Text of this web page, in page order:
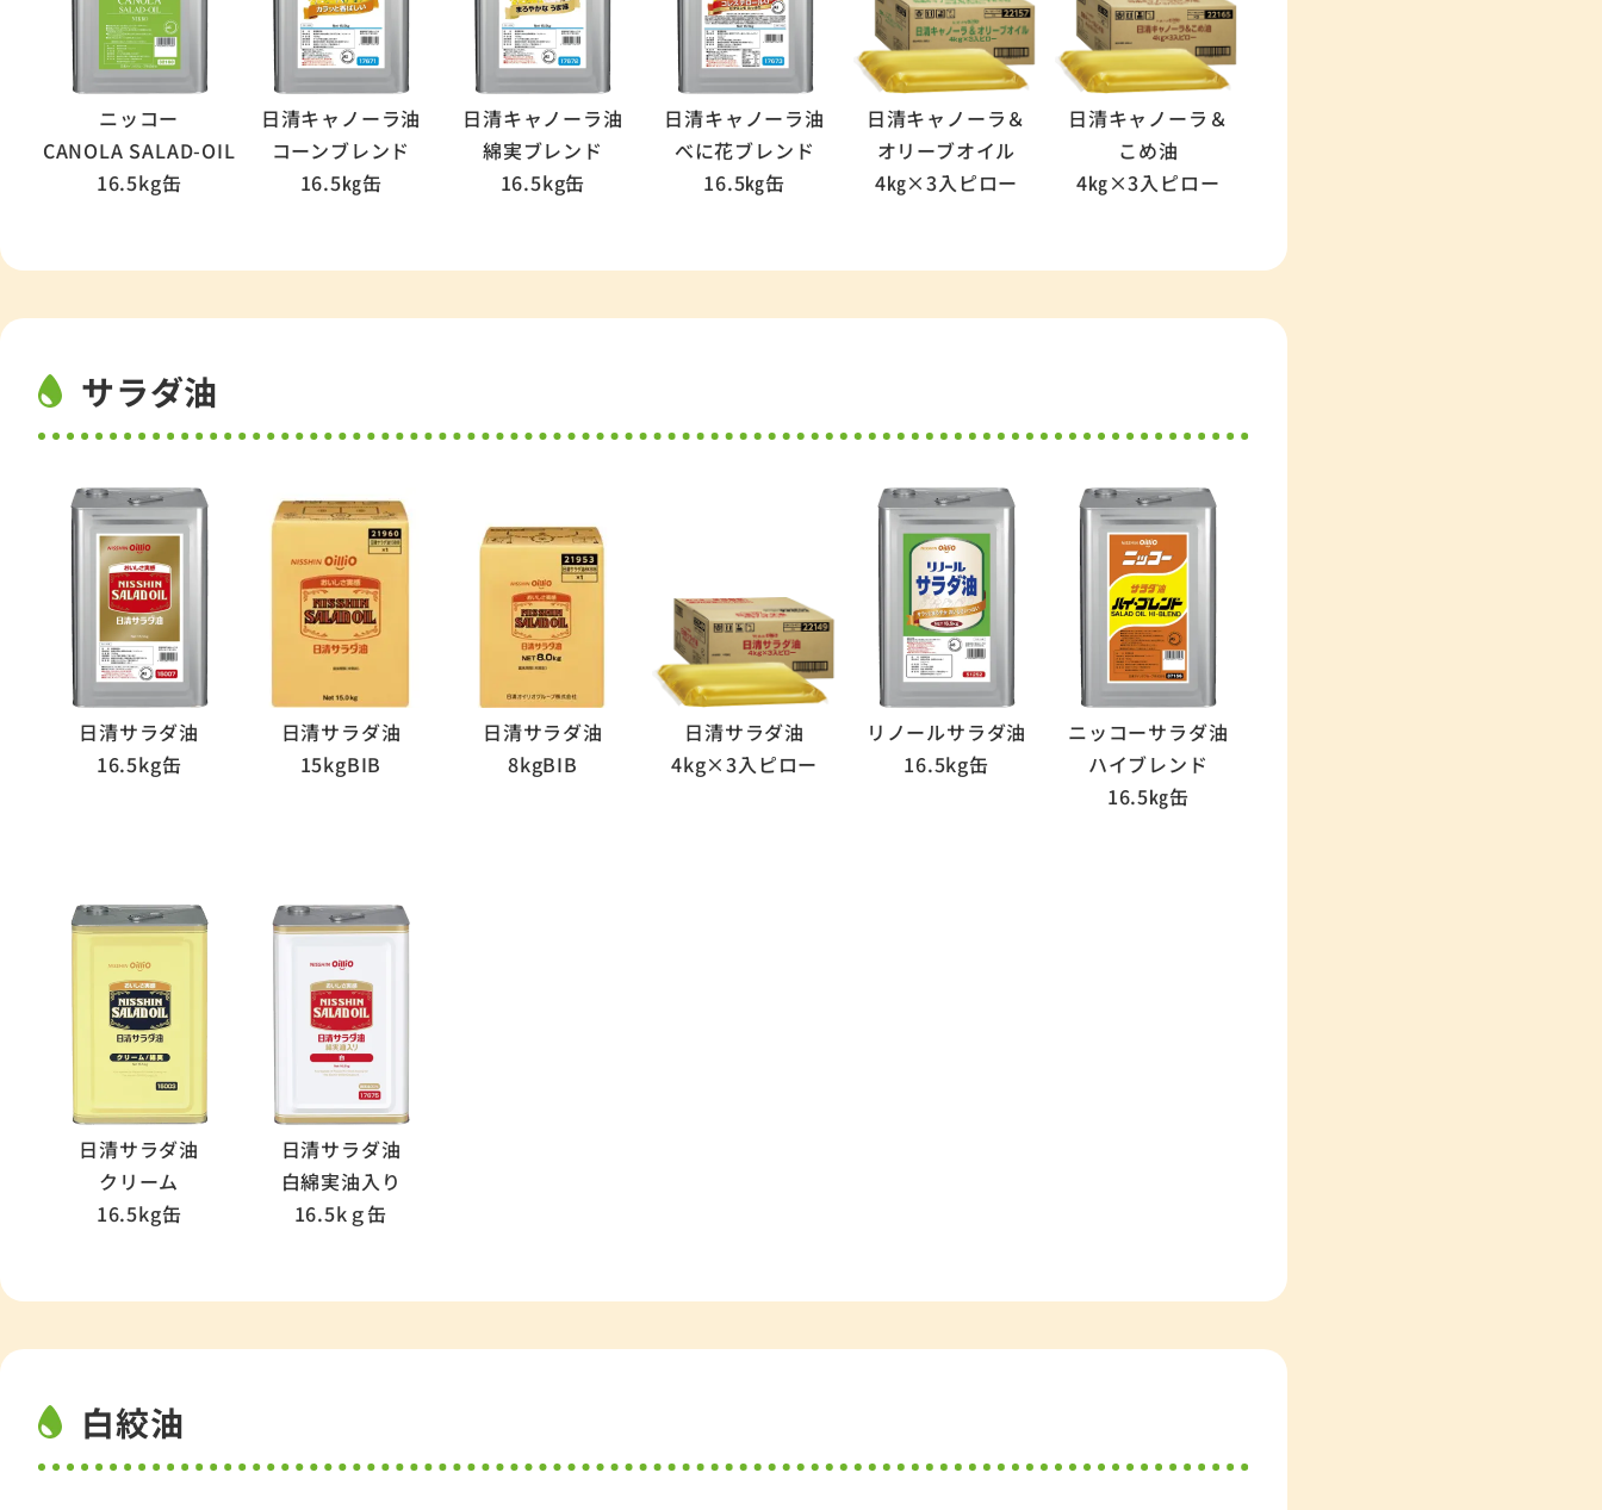
ニッコー
CANOLA SALAD-OIL
16.5kg缶
日清キャノーラ油
コーンブレンド
16.5㎏缶
日清キャノーラ油
綿実ブレンド
16.5kg缶
日清キャノーラ油
べに花ブレンド
16.5㎏缶
日清キャノーラ＆
オリーブオイル
4㎏×3入ピロー
日清キャノーラ＆
こめ油
4㎏×3入ピロー
サラダ油
日清サラダ油
16.5kg缶
日清サラダ油
15kgBIB
日清サラダ油
8kgBIB
日清サラダ油
4kg×3入ピロー
リノールサラダ油
16.5kg缶
ニッコーサラダ油
ハイブレンド
16.5㎏缶
日清サラダ油
クリーム
16.5kg缶
日清サラダ油
白綿実油入り
16.5kｇ缶
白絞油